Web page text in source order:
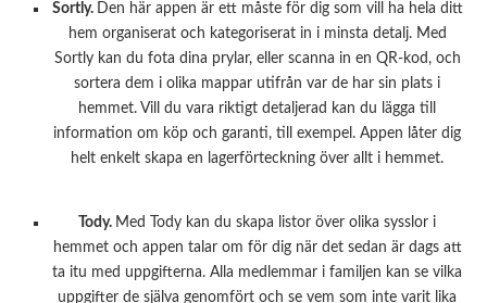
Sortly. Den här appen är ett måste för dig som vill ha hela ditt
hem organiserat och kategoriserat in i minsta detalj. Med
Sortly kan du fota dina prylar, eller scanna in en QR-kod, och
sortera dem i olika mappar utifrån var de har sin plats i
hemmet. Vill du vara riktigt detaljerad kan du lägga till
information om köp och garanti, till exempel. Appen låter dig
helt enkelt skapa en lagerförteckning över allt i hemmet.
Tody. Med Tody kan du skapa listor över olika sysslor i
hemmet och appen talar om för dig när det sedan är dags att
ta itu med uppgifterna. Alla medlemmar i familjen kan se vilka
uppgifter de själva genomfört och se vem som inte varit lika